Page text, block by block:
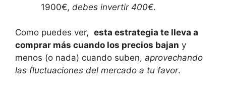
1900€, debes invertir 400€.
Como puedes ⁢ver, ⁢ esta estrategia ⁢te​ lleva a
comprar más cuando ​los precios bajan y⁤
menos (o nada) ‍cuando ⁣suben, aprovechando
las⁣ fluctuaciones‌ del mercado a tu‍ favor.